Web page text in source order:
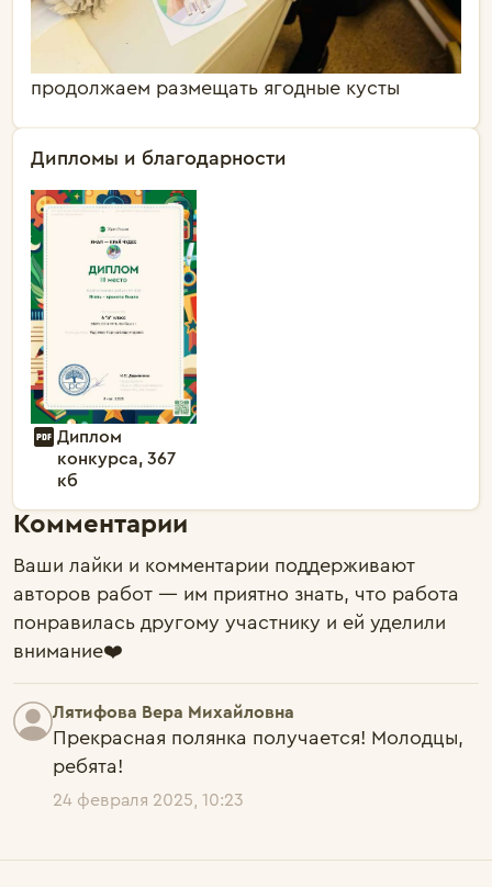
продолжаем размещать ягодные кусты
Дипломы и благодарности
Диплом
конкурса, 367
кб
Комментарии
Ваши лайки и комментарии поддерживают
авторов работ — им приятно знать, что работа
понравилась другому участнику и ей уделили
внимание❤️
Лятифова Вера Михайловна
Прекрасная полянка получается! Молодцы,
ребята!
24 февраля 2025, 10:23